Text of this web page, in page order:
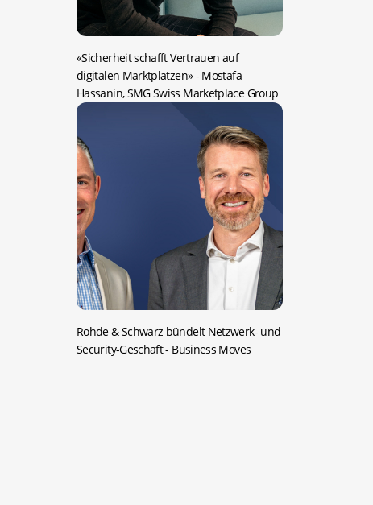
«Sicherheit schafft Vertrauen auf
digitalen Marktplätzen»- Mostafa
Hassanin, SMG Swiss Marketplace Group
Rohde & Schwarz bündelt Netzwerk- und
Security-Geschäft- Business Moves